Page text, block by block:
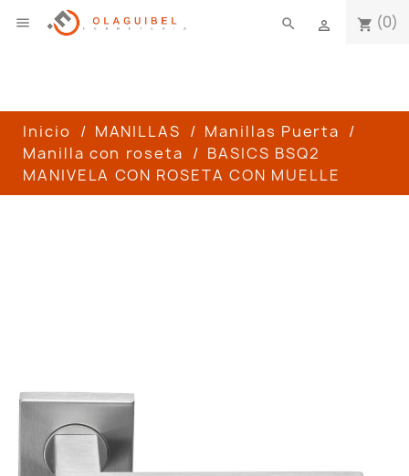
 shopping_cart (0)

search
Inicio MANILLAS
Manillas Puerta
Manilla con roseta
BASICS BSQ2
MANIVELA CON ROSETA CON MUELLE